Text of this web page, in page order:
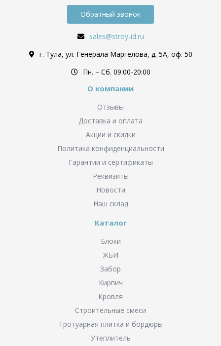
Обратный звонок
sales@stroy-id.ru
г. Тула, ул. Генерала Маргелова, д. 5А, оф. 50
Пн. – Cб. 09:00-20:00
О компании
Отзывы
Доставка и оплата
Акции и скидки
Политика конфиденциальности
Гарантии и сертификаты
Реквизиты
Новости
Наш склад
Каталог
Блоки
ЖБИ
Забор
Кирпич
Кровля
Строительные смеси
Тротуарная плитка и бордюры
Утеплитель